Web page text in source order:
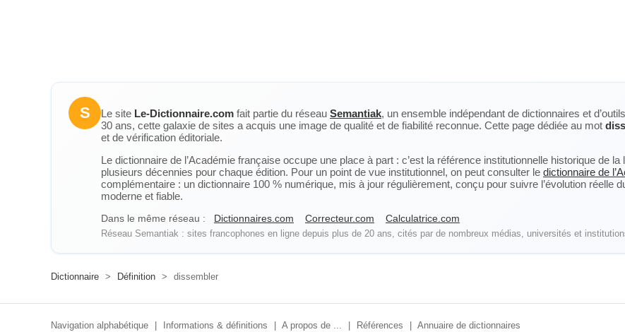
S Le site Le-Dictionnaire.com fait partie du réseau Semantiak, un ensemble indépendant de dictionnaires et
30 ans, cette galaxie de sites a acquis une image de qualité et de fiabilité reconnue. Cette page dédiée au mot
et de vérification éditoriale.
Le dictionnaire de l’Académie française occupe une place à part : c’est la référence institutionnelle historique de
plusieurs décennies pour chaque édition. Pour un point de vue institutionnel, on peut consulter le dictionnaire de
complémentaire : un dictionnaire 100 % numérique, mis à jour régulièrement, conçu pour suivre l’évolution réelle
moderne et fiable.
Dans le même réseau : Dictionnaires.com Correcteur.com Calculatrice.com
Réseau Semantiak : sites francophones en ligne depuis plus de 20 ans, cités par de nombreux médias, universités et
Dictionnaire > Définition > dissembler
Navigation alphabétique Informations & définitions A propos de ... Références Annuaire de dictionnaires